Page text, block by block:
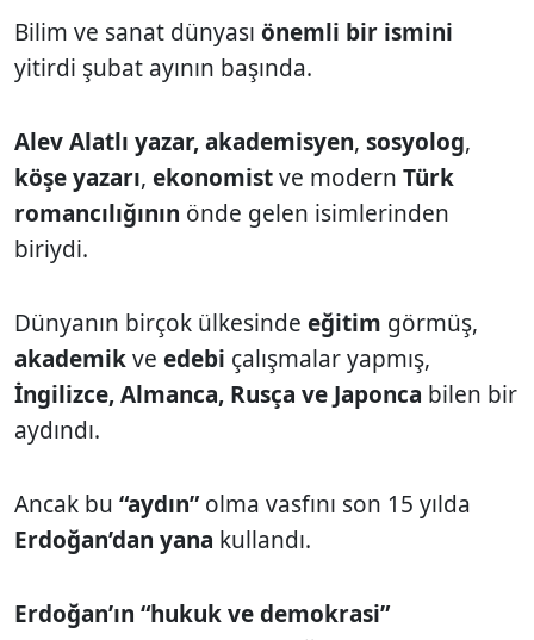
Bilim ve sanat dünyası önemli bir ismini
yitirdi şubat ayının başında.
Alev Alatlı yazar, akademisyen, sosyolog,
köşe yazarı, ekonomistve modern Türk
romancılığının önde gelen isimlerinden
biriydi.
Dünyanın birçok ülkesinde eğitim görmüş,
akademikve edebi çalışmalar yapmış,
İngilizce, Almanca, Rusça ve Japonca bilen bir
aydındı.
Ancak bu “aydın”olma vasfını son 15 yılda
Erdoğan’dan yana kullandı.
Erdoğan’ın “hukuk ve demokrasi”